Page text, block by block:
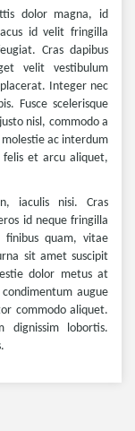
dolor magna, id
id velit fringilla
Cras dapibus
velit vestibulum
Integer nec
Fusce scelerisque
nisl, commodo a
ac interdum
felis et arcu aliquet,
iaculis nisi. Cras
id neque fringilla
finibus quam, vitae
sit amet suscipit
dolor metus at
augue
commodo aliquet.
lobortis.